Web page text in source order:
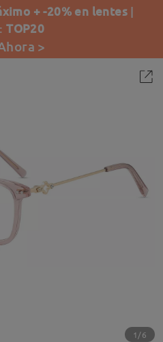
+ -20% en lentes |
TOP20
>
1/6